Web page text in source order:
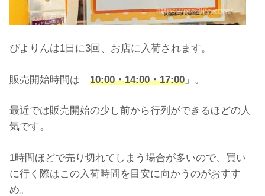
ぴよりんは1日に3回、お店に入荷されます。
販売開始時間は「 10:00・14:00・17:00 」。
最近では販売開始の少し前から行列ができるほどの人
気です。
1時間ほどで売り切れてしまう場合が多いので、買い
に行く際はこの入荷時間を目安に向かうのがおすす
め。